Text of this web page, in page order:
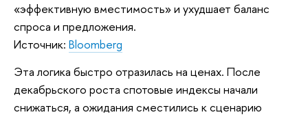
«эффективную вместимость» и ухудшает баланс
спроса и предложения.
Источник: Bloomberg
Эта логика быстро отразилась на ценах. После
декабрьского роста спотовые индексы начали
снижаться, а ожидания сместились к сценарию